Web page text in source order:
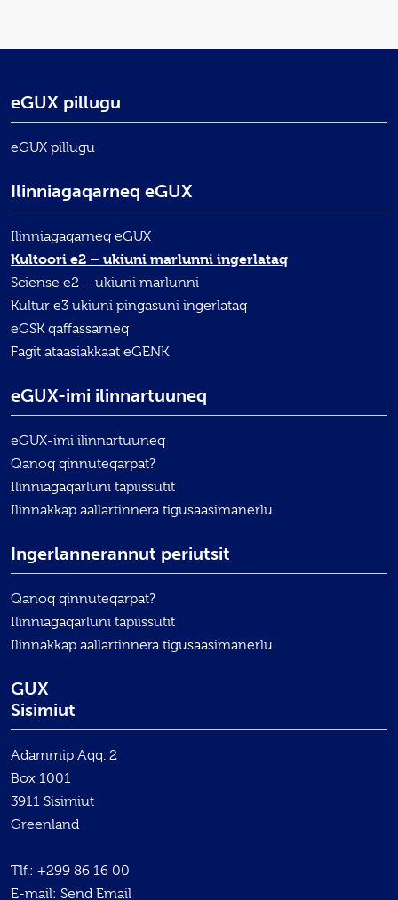
eGUX pillugu
eGUX pillugu
Ilinniagaqarneq eGUX
Ilinniagaqarneq eGUX
Kultoori e2 – ukiuni marlunni ingerlataq
Sciense e2 – ukiuni marlunni
Kultur e3 ukiuni pingasuni ingerlataq
eGSK qaffassarneq
Fagit ataasiakkaat eGENK
eGUX-imi ilinnartuuneq
eGUX-imi ilinnartuuneq
Qanoq qinnuteqarpat?
Ilinniagaqarluni tapiissutit
Ilinnakkap aallartinnera tigusaasimanerlu
Ingerlannerannut periutsit
Qanoq qinnuteqarpat?
Ilinniagaqarluni tapiissutit
Ilinnakkap aallartinnera tigusaasimanerlu
GUX
Sisimiut
Adammip Aqq. 2
Box 1001
3911 Sisimiut
Greenland
Tlf.: +299 86 16 00
E-mail: Send Email